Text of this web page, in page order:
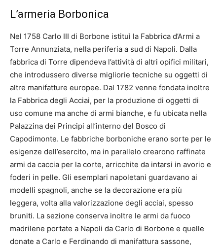
L’armeria Borbonica
Nel 1758 Carlo III di Borbone istituì la Fabbrica d’Armi a
Torre Annunziata, nella periferia a sud di Napoli. Dalla
fabbrica di Torre dipendeva l’attività di altri opifici militari,
che introdussero diverse migliorie tecniche su oggetti di
altre manifatture europee. Dal 1782 venne fondata inoltre
la Fabbrica degli Acciai, per la produzione di oggetti di
uso comune ma anche di armi bianche, e fu ubicata nella
Palazzina dei Principi all’interno del Bosco di
Capodimonte. Le fabbriche borboniche erano sorte per le
esigenze dell’esercito, ma in parallelo crearono raffinate
armi da caccia per la corte, arricchite da intarsi in avorio e
foderi in pelle. Gli esemplari napoletani guardavano ai
modelli spagnoli, anche se la decorazione era più
leggera, volta alla valorizzazione degli acciai, spesso
bruniti. La sezione conserva inoltre le armi da fuoco
madrilene portate a Napoli da Carlo di Borbone e quelle
donate a Carlo e Ferdinando di manifattura sassone,